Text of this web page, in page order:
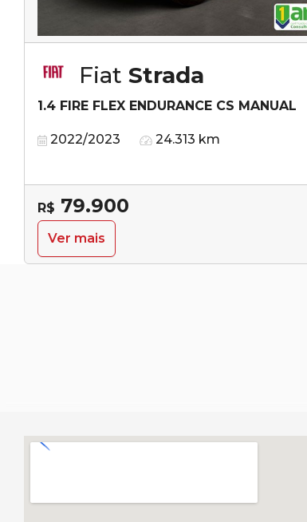
Fiat Strada
1.4 FIRE FLEX ENDURANCE CS MANUAL
2022/2023 24.313 km
R$ 79.900
Ver mais